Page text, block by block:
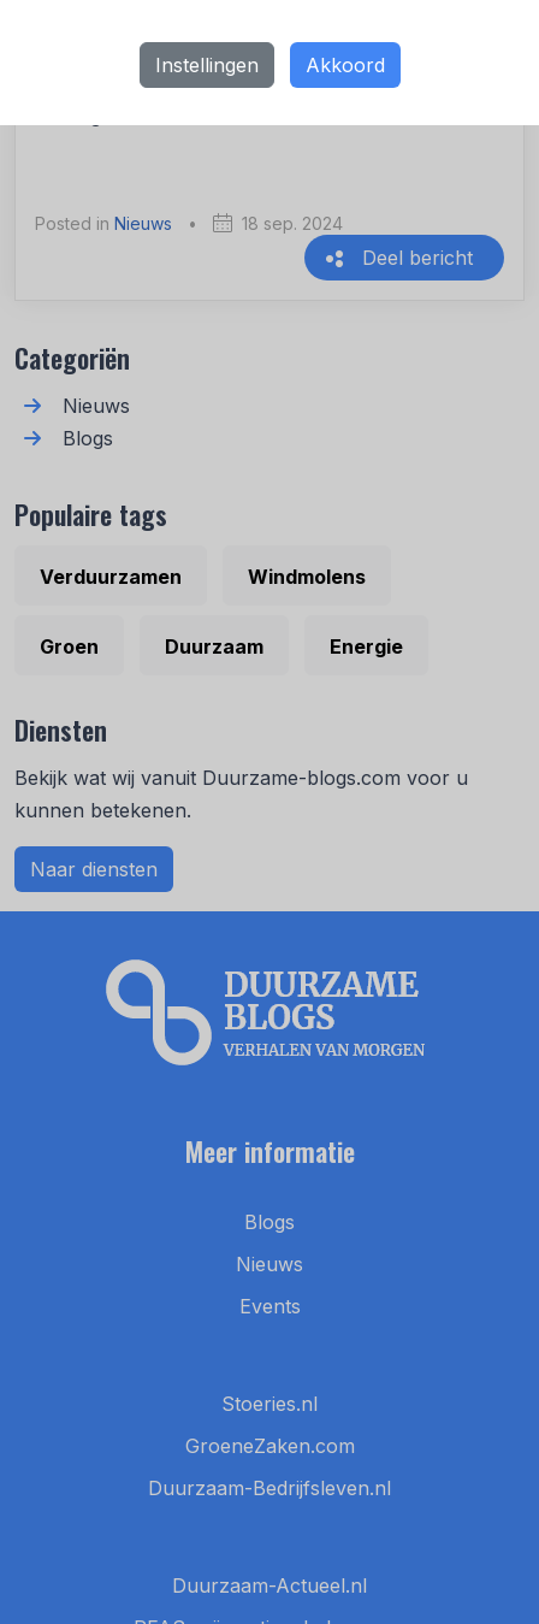
Instellingen Akkoord
huurwoningen worden gebouwd. Op veel locaties
kan de bouw van flexwoningen de druk voor
Posted in Nieuws • 18 sep. 2024
Deel bericht
Categoriën
Nieuws
Blogs
Populaire tags
Verduurzamen Windmolens
Groen Duurzaam Energie
Diensten
Bekijk wat wij vanuit Duurzame-blogs.com voor u
kunnen betekenen.
Naar diensten
Meer informatie
Blogs
Nieuws
Events
Stoeries.nl
GroeneZaken.com
Duurzaam-Bedrijfsleven.nl
Duurzaam-Actueel.nl